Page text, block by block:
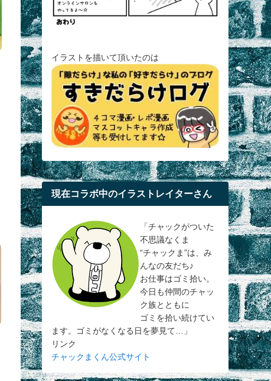
イラストを描いて頂いたのは
現在コラボ中のイラストレイターさん
「チャックがついた
不思議なくま
“チャックま”は、み
んなの友だち♪
お仕事はゴミ拾い。
今日も仲間のチャッ
ク族とともに
ゴミを拾い続けてい
ます。ゴミがなくなる日を夢見て…」
リンク
チャックまくん公式サイト